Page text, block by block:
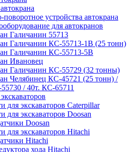
устройства автокрана
для автокранов
Галичанин 55713
Галичанин КС-55713-1В (25 тонн)
Галичанин КС-55713-5В
Ивановец
Галичанин КС-55729 (32 тонны)
Челябинец КС-45721 (25 тонн) /
/ 40т. КС-65711
для экскаваторов Caterpillar
для экскаваторов Doosan
Doosan
для экскаваторов Hitachi
Hitachi
хода Hitachi